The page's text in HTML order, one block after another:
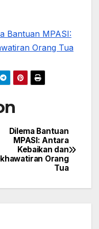
Bantuan MPASI:
Orang Tua
Dilema Bantuan
MPASI: Antara
Kebaikan dan
Orang
Tua